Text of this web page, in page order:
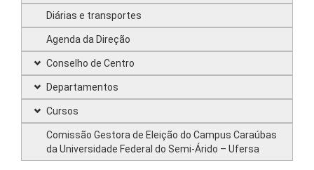
Diárias e transportes
Agenda da Direção
Conselho de Centro
Departamentos
Cursos
Comissão Gestora de Eleição do Campus Caraúbas
da Universidade Federal do Semi-Árido – Ufersa